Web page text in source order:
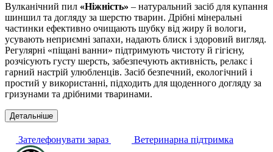
Вулканічний пил «Ніжність» – натуральний засіб для купання
шиншил та догляду за шерстю тварин. Дрібні мінеральні
частинки ефективно очищають шубку від жиру й вологи,
усувають неприємні запахи, надають блиск і здоровий вигляд.
Регулярні «піщані ванни» підтримують чистоту й гігієну,
розчісують густу шерсть, забезпечують активність, релакс і
гарний настрій улюбленців. Засіб безпечний, екологічний і
простий у використанні, підходить для щоденного догляду за
гризунами та дрібними тваринами.
Детальніше
Зателефонувати зараз Ветеринарна підтримка